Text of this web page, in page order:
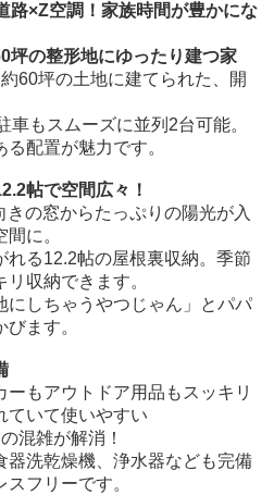
路×Z空調！家族時間が豊かにな
坪の整形地にゆったり建つ家
60坪の土地に建てられた、開
車もスムーズに並列2台可能。
配置が魅力です。
帖で空間広々！
の窓からたっぷりの陽光が入
に。
れる12.2帖の屋根裏収納。季節
収納できます。
にしちゃうやつじゃん」とパパ
ます。
ーもアウトドア用品もスッキリ
ていて使いやすい
混雑が解消！
器洗乾燥機、浄水器なども完備
フリーです。